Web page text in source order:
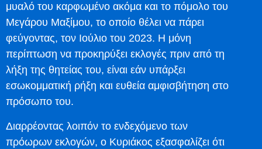
μυαλό του καρφωμένο ακόμα και το πόμολο του
Μεγάρου Μαξίμου, το οποίο θέλει να πάρει
φεύγοντας, τον Ιούλιο του 2023. Η μόνη
περίπτωση να προκηρύξει εκλογές πριν από τη
λήξη της θητείας του, είναι εάν υπάρξει
εσωκομματική ρήξη και ευθεία αμφισβήτηση στο
πρόσωπο του.
Διαρρέοντας λοιπόν το ενδεχόμενο των
πρόωρων εκλογών, ο Κυριάκος εξασφαλίζει ότι